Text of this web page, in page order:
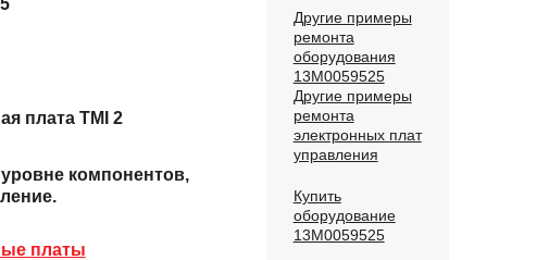
плата TMI 2
компонентов,
платы
Другие примеры
ремонта
оборудования
13M0059525
Другие примеры
ремонта
электронных плат
управления
Купить
оборудование
13M0059525